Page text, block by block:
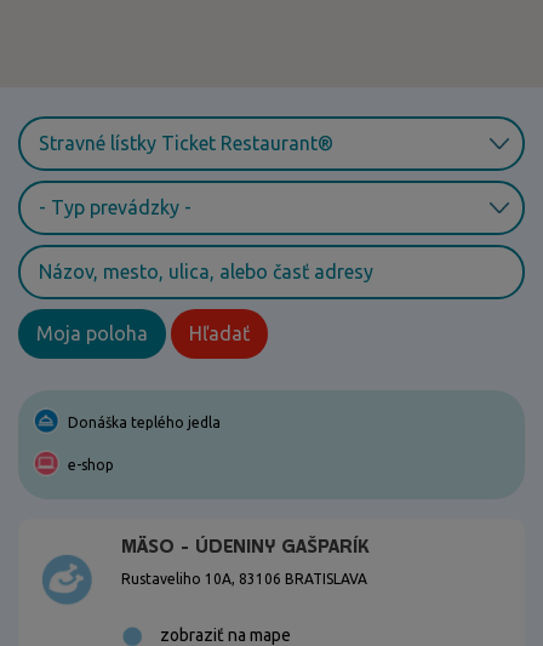
Moja poloha Hľadať
Donáška teplého jedla
e-shop
MÄSO - ÚDENINY GAŠPARÍK
Rustaveliho 10A, 83106 BRATISLAVA
zobraziť na mape